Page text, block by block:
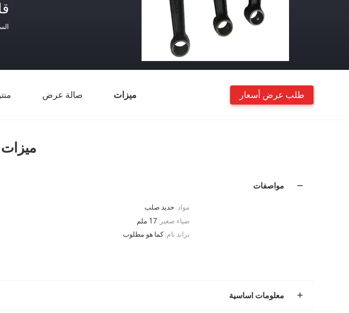
ميزات صالة عرض طلب عرض أسعار
ميزات
مواصفات
مواد: حديد صلب
ضياء صغير: 17 ملم
براند نام: كما هو مطلوب
معلومات اساسية